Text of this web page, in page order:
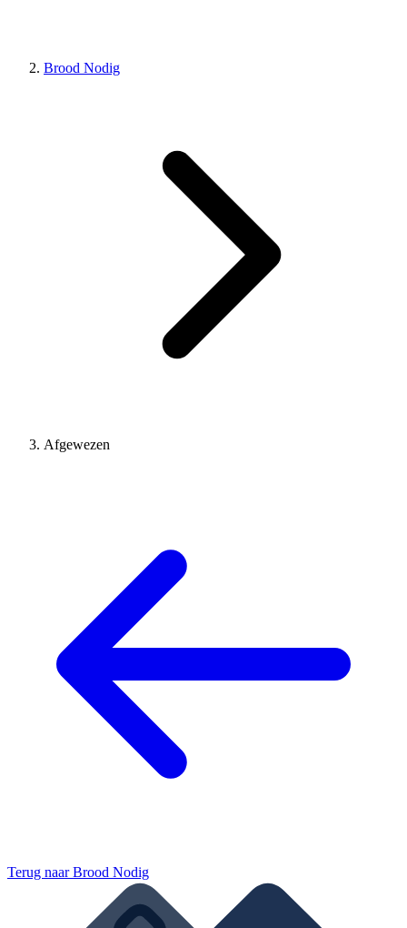
Brood Nodig
Afgewezen
Terug naarBrood Nodig